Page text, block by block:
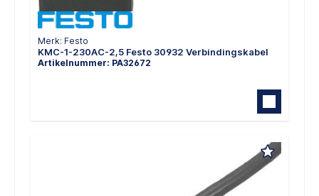
Merk: Festo
KMC-1-230AC-2,5 Festo 30932 Verbindingskabel
Artikelnummer: PA32672